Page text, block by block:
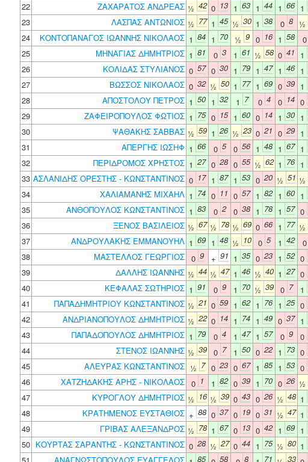
22
ΖΑΧΑΡΑΤΟΣ ΑΝΔΡΕΑΣ ½ 42 0 13 1 63 1 44 1 66 1
23
ΛΑΣΠΑΣ ΑΝΤΩΝΙΟΣ ½ 77 1 45 ½ 30 1 38 0 8 ½
24
ΚΟΝΤΟΠΑΝΑΓΟΣ ΙΩΑΝΝΗΣ ΝΙΚΟΛΑΟΣ 1 84 1 70 ½ 9 0 16 1 58 0
25
ΜΗΝΑΓΙΑΣ ΔΗΜΗΤΡΙΟΣ 1 81 0 3 1 61 ½ 58 0 41 1
26
ΚΟΛΙΔΑΣ ΣΤΥΛΙΑΝΟΣ 0 57 0 30 1 79 1 47 1 46 1
27
ΒΩΣΣΟΣ ΝΙΚΟΛΑΟΣ 0 32 ½ 50 1 77 1 69 0 39 1
28
ΑΠΟΣΤΟΛΟΥ ΠΕΤΡΟΣ 1 50 1 32 1 7 0 4 0 14 0
29
ΖΑΦΕΙΡΟΠΟΥΛΟΣ ΦΩΤΙΟΣ 1 75 0 15 1 60 0 14 1 30 1
30
ΨΑΘΑΚΗΣ ΣΑΒΒΑΣ ½ 59 1 26 ½ 23 0 21 0 29 1
31
ΑΠΕΡΓΗΣ ΙΩΣΗΦ 1 66 0 5 0 56 1 48 1 67 1
32
ΠΕΡΙΔΡΟΜΟΣ ΧΡΗΣΤΟΣ 1 27 0 28 0 55 ½ 62 1 76 1
33 ΑΣΛΑΝΙΔΗΣ ΟΡΕΣΤΗΣ - ΚΩΝΣΤΑΝΤΙΝΟΣ 0 17 1 87 1 53 0 20 ½ 51 ½
34
ΧΑΛΙΑΜΑΝΗΣ ΜΙΧΑΗΛ 1 74 0 11 0 57 1 82 1 60 1
35
ΑΝΘΟΠΟΥΛΟΣ ΚΩΝΣΤΑΝΤΙΝΟΣ 1 83 0 2 0 38 1 78 1 57 0
36
ΞΕΝΟΣ ΒΑΣΙΛΕΙΟΣ ½ 67 ½ 78 ½ 69 0 66 1 77 ½
37
ΑΝΔΡΟΥΛΑΚΗΣ ΕΜΜΑΝΟΥΗΛ 1 69 1 48 ½ 10 0 5 1 42 0
38
ΜΑΣΤΕΛΛΟΣ ΓΕΩΡΓΙΟΣ 0 9 + 91 1 35 0 23 1 52 0
39
ΔΑΛΛΗΣ ΙΩΑΝΝΗΣ ½ 44 ½ 47 1 46 ½ 40 1 27 0
40
ΚΕΦΑΛΑΣ ΣΩΤΗΡΙΟΣ 1 91 0 9 1 70 ½ 39 0 7 1
41
ΠΑΠΑΔΗΜΗΤΡΙΟΥ ΚΩΝΣΤΑΝΤΙΝΟΣ ½ 21 0 59 1 62 1 76 1 25 0
42
ΑΝΔΡΙΑΝΟΠΟΥΛΟΣ ΔΗΜΗΤΡΙΟΣ ½ 22 0 14 1 74 1 49 0 37 1
43
ΠΑΠΑΔΟΠΟΥΛΟΣ ΔΗΜΗΤΡΙΟΣ 1 79 0 4 1 47 1 57 0 9 0
44
ΣΤΕΝΟΣ ΙΩΑΝΝΗΣ ½ 39 0 7 1 50 0 22 1 73 0
45
ΑΛΕΥΡΑΣ ΚΩΝΣΤΑΝΤΙΝΟΣ ½ 7 0 23 0 67 1 85 1 53 0
46
ΧΑΤΖΗΔΑΚΗΣ ΑΡΗΣ - ΝΙΚΟΛΑΟΣ 0 1 1 82 0 39 1 70 0 26 ½
47
ΚΥΡΟΓΛΟΥ ΔΗΜΗΤΡΙΟΣ ½ 16 ½ 39 0 43 0 26 ½ 48 1
48
ΚΡΑΤΗΜΕΝΟΣ ΕΥΣΤΑΘΙΟΣ + 88 0 37 0 19 0 31 ½ 47 1
49
ΓΡΙΒΑΣ ΑΛΕΞΑΝΔΡΟΣ ½ 78 1 67 0 13 0 42 1 69 1
50 ΚΟΥΡΤΑΣ ΣΑΡΑΝΤΗΣ - ΚΩΝΣΤΑΝΤΙΝΟΣ 0 28 ½ 27 0 44 1 75 ½ 80 1
85 58 8 71 33